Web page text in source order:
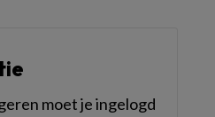
moet je ingelogd